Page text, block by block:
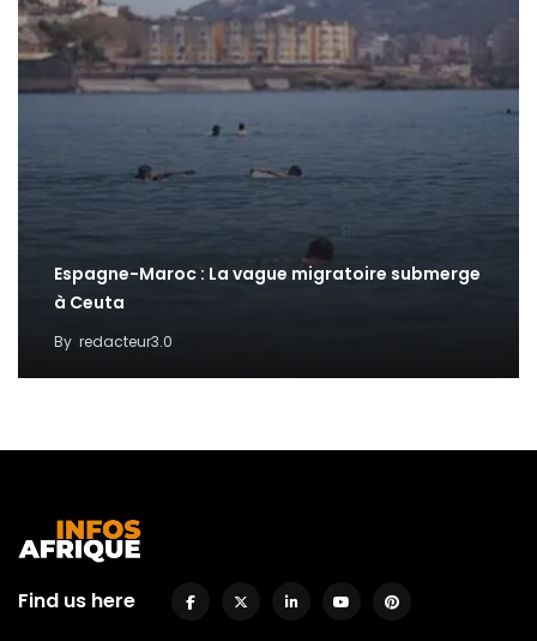
Espagne-Maroc : La vague migratoire submerge
à Ceuta
By redacteur3.0
Find us here